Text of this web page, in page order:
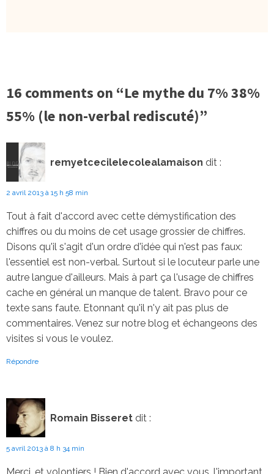
16 comments on “Le mythe du 7% 38%
55% (le non-verbal rediscuté)”
remyetcecilelecolealamaison dit :
2 avril 2013 à 15 h 58 min
Tout à fait d'accord avec cette démystification des
chiffres ou du moins de cet usage grossier de chiffres.
Disons qu'il s'agit d'un ordre d'idée qui n'est pas faux:
l'essentiel est non-verbal. Surtout si le locuteur parle une
autre langue d'ailleurs. Mais à part ça l'usage de chiffres
cache en général un manque de talent. Bravo pour ce
texte sans faute. Etonnant qu'il n'y ait pas plus de
commentaires. Venez sur notre blog et échangeons des
visites si vous le voulez.
Répondre
Romain Bisseret dit :
5 avril 2013 à 8 h 34 min